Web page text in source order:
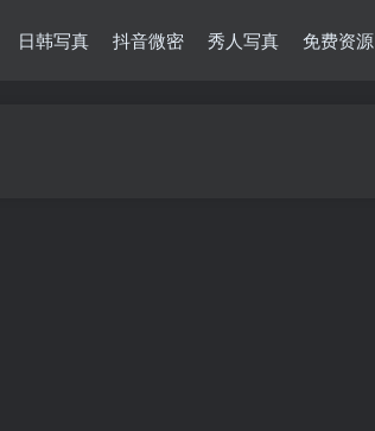
日韩写真 抖音微密 秀人写真 免费资源